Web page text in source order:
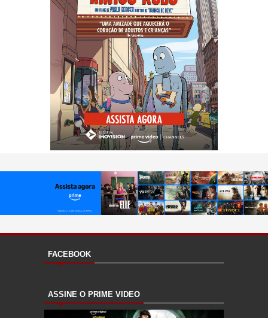
FACEBOOK
ASSINE O PRIME VIDEO